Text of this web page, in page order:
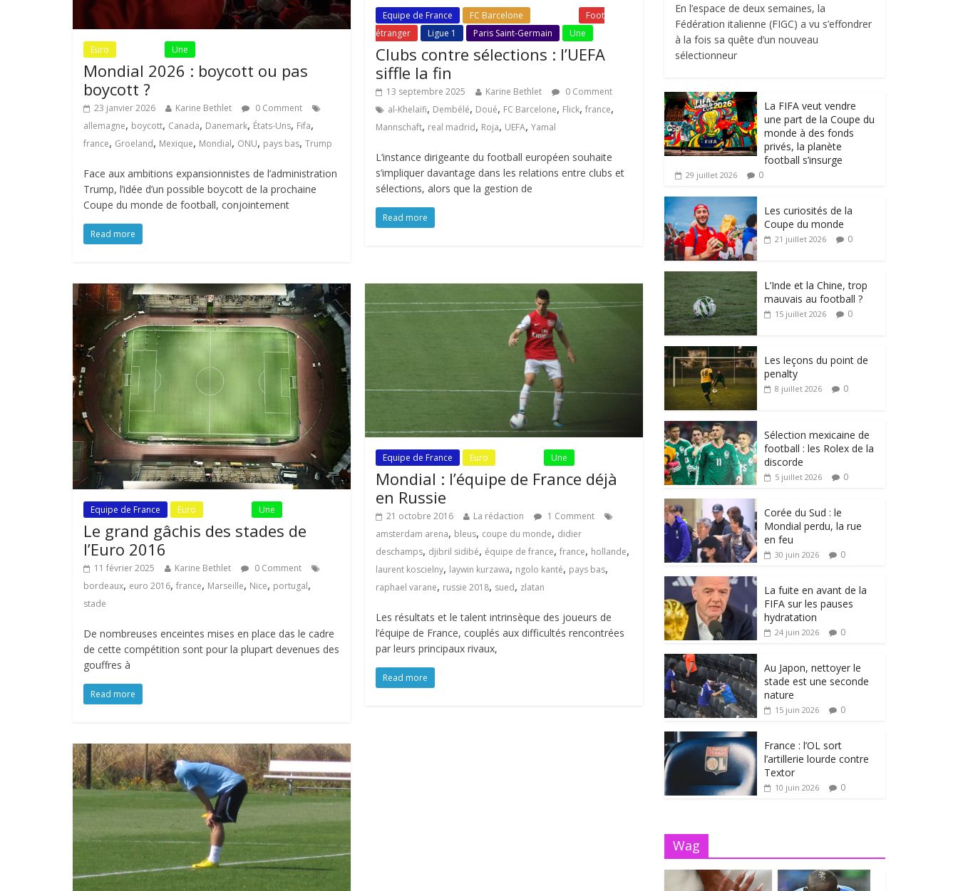
Euro Une
Mondial 2026 : boycott ou pas
boycott ?
23 janvier 2026 Karine Bethlet
0 Comment
allemagne, boycott, Canada, Danemark, États-Uns, Fifa,
france, Groeland, Mexique, Mondial, ONU, pays bas, Trump
Face aux ambitions expansionnistes de l’administration
Trump, l’idée d’un possible boycott de la prochaine
Coupe du monde de football, conjointement
Read more
Equipe de France FC Barcelone
Foot
étranger
Ligue 1 Paris Saint-Germain Une
Clubs contre sélections : l’UEFA
siffle la fin
13 septembre 2025 Karine Bethlet
0 Comment
al-Khelaïfi, Dembélé, Doué, FC Barcelone, Flick,france,
Mannschaft, real madrid, Roja, UEFA,Yamal
L’instance dirigeante du football européen souhaite
s’impliquer davantage dans les relations entre clubs et
sélections, alors que la gestion de
Read more
Equipe de France Euro Une
Le grand gâchis des stades de
l’Euro 2016
11 février 2025 Karine Bethlet
0 Comment
bordeaux, euro 2016, france, Marseille, Nice, portugal,
stade
De nombreuses enceintes mises en place das le cadre
de cette compétition sont pour la plupart devenues des
gouffres à
Read more
Equipe de France Euro Une
Mondial : l’équipe de France déjà
en Russie
21 octobre 2016 La rédaction
1 Comment
amsterdam arena, bleus, coupe du monde, didier
deschamps, djibril sidibé, équipe de france,france, hollande,
laurent koscielny, laywin kurzawa, ngolo kanté, pays bas,
raphael varane, russie 2018, sued, zlatan
Les résultats et le talent intrinsèque des joueurs de
l’équipe de France, couplés aux difficultés rencontrées
par leurs principaux rivaux,
Read more
En l’espace de deux semaines, la
Fédération italienne (FIGC) a vu s’effondrer
à la fois sa quête d’un nouveau
sélectionneur
La FIFA veut vendre
une part de la Coupe du
monde à des fonds
privés, la planète
football s’insurge
29 juillet 2026 0
Les curiosités de la
Coupe du monde
21 juillet 2026 0
L’Inde et la Chine, trop
mauvais au football ?
15 juillet 2026 0
Les leçons du point de
penalty
8 juillet 2026 0
Sélection mexicaine de
football : les Rolex de la
discorde
5 juillet 2026 0
Corée du Sud : le
Mondial perdu, la rue
en feu
30 juin 2026 0
La fuite en avant de la
FIFA sur les pauses
hydratation
24 juin 2026 0
Au Japon, nettoyer le
stade est une seconde
nature
15 juin 2026 0
France : l’OL sort
l’artillerie lourde contre
Textor
10 juin 2026 0
Wag